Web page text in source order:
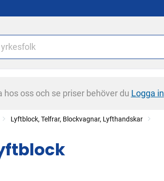
hos oss och se priser behöver du Logga in
Lyftblock, Telfrar, Blockvagnar, Lyfthandskar